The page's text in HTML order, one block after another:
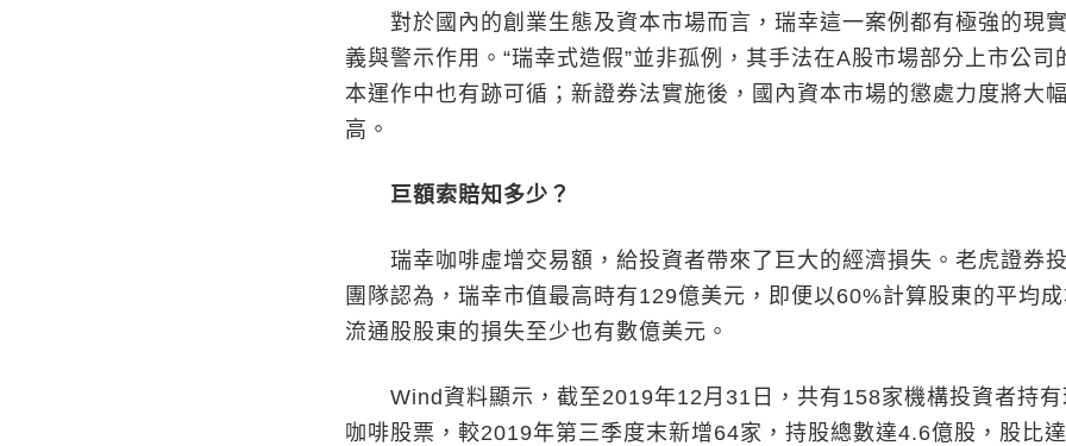
對於國內的創業生態及資本市場而言，瑞幸這一案例都有極強的現
義與警示作用。“瑞幸式造假”並非孤例，其手法在A股市場部分上市公司
本運作中也有跡可循；新證券法實施後，國內資本市場的懲處力度將大
高。
巨額索賠知多少？
瑞幸咖啡虛增交易額，給投資者帶來了巨大的經濟損失。老虎證券
團隊認為，瑞幸市值最高時有129億美元，即便以60%計算股東的平均成
流通股股東的損失至少也有數億美元。
Wind資料顯示，截至2019年12月31日，共有158家機構投資者持有
咖啡股票，較2019年第三季度末新增64家，持股總數達4.6億股，股比達